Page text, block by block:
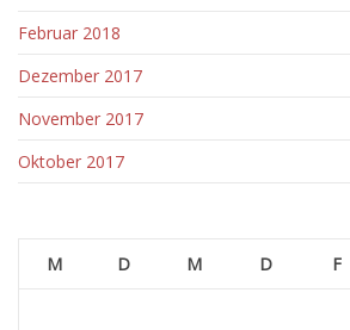
Februar 2018
Dezember 2017
November 2017
Oktober 2017
M D M D F